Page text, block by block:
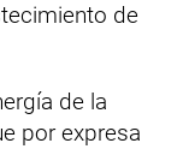
de
de la
por expresa